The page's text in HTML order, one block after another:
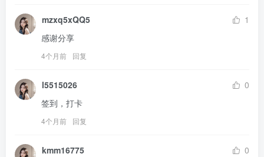
mzxq5xQQ5
1
感谢分享
4个月前 回复
l5515026
0
签到，打卡
4个月前 回复
kmm16775
0